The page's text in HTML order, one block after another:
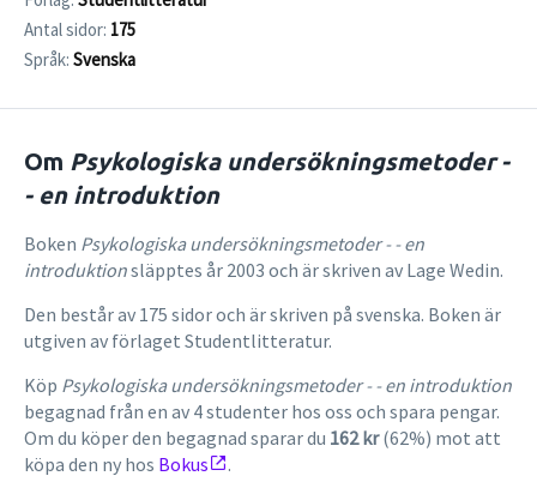
Antal sidor: 175
Språk: Svenska
Om Psykologiska undersökningsmetoder -
- en introduktion
Boken Psykologiska undersökningsmetoder - - en
introduktionsläpptes år 2003 och är skriven av Lage Wedin.
Den består av 175 sidor och är skriven på svenska. Boken är
utgiven av förlaget Studentlitteratur.
Köp Psykologiska undersökningsmetoder - - en introduktion
begagnad från en av 4 studenter hos oss och spara pengar.
Om du köper den begagnad sparar du 162 kr(62%) mot att
köpa den ny hos Bokus .